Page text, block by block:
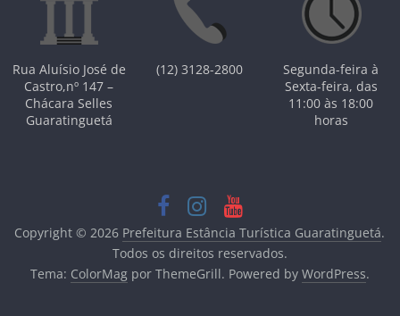
Rua Aluísio José de
Castro,nº 147 –
Chácara Selles
Guaratinguetá
(12) 3128-2800
Segunda-feira à
Sexta-feira, das
11:00 às 18:00
horas
Copyright © 2026 Prefeitura Estância Turística Guaratinguetá.
Todos os direitos reservados.
Tema: ColorMagpor ThemeGrill. Powered by WordPress.